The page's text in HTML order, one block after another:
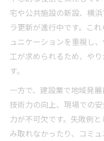
宅や公共施設の新設、横
ラ更新が進行中です。こ
ュニケーションを重視し
工が求められるため、や
す。
一方で、建設業で地域発
技術力の向上、現場での
力が不可欠です。失敗例
み取れなかったり、コミ